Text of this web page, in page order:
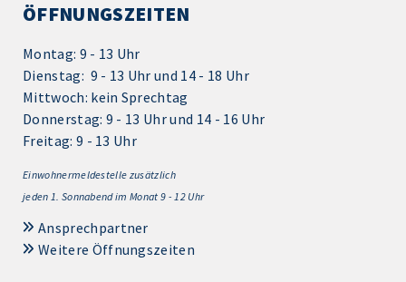
ÖFFNUNGSZEITEN
Montag: 9 - 13 Uhr
Dienstag: 9 - 13 Uhr und 14 - 18 Uhr
Mittwoch: kein Sprechtag
Donnerstag: 9 - 13 Uhr und 14 - 16 Uhr
Freitag: 9 - 13 Uhr
Einwohnermeldestelle zusätzlich
jeden 1. Sonnabend im Monat 9 - 12 Uhr
Ansprechpartner
Weitere Öffnungszeiten